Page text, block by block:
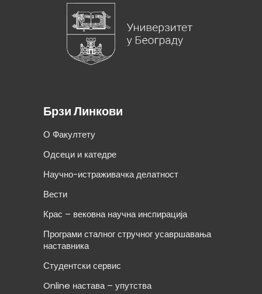
Брзи Линкови
О Факултету
Одсеци и катедре
Научно-истраживачка делатност
Вести
Крас – вековна научна инспирација
Програми сталног стручног усавршавања
наставника
Студентски сервис
Online настава – упутства